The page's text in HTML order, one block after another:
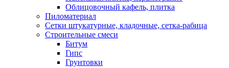
Облицовочный кафель, плитка
Пиломатериал
Сетки штукатурные, кладочные, сетка-рабица
Строительные смеси
Битум
Гипс
Грунтовки